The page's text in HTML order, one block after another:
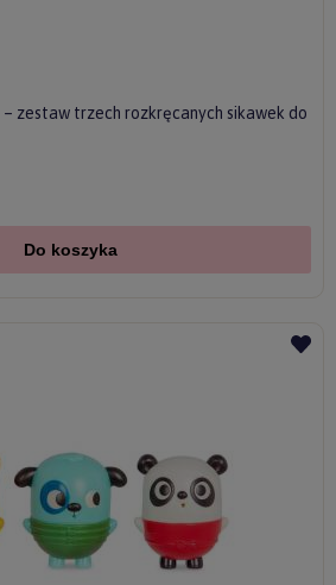
– zestaw trzech rozkręcanych sikawek do
Do koszyka